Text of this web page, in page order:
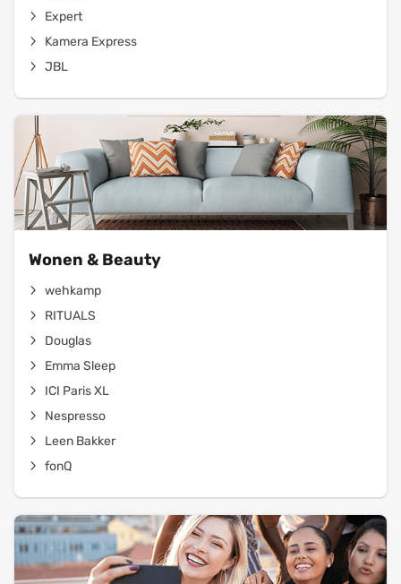
Expert
Kamera Express
JBL
Wonen & Beauty
wehkamp
RITUALS
Douglas
Emma Sleep
ICI Paris XL
Nespresso
Leen Bakker
fonQ